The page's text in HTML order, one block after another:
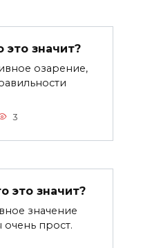
значит?
озарение,
3
это значит?
значение
прост.